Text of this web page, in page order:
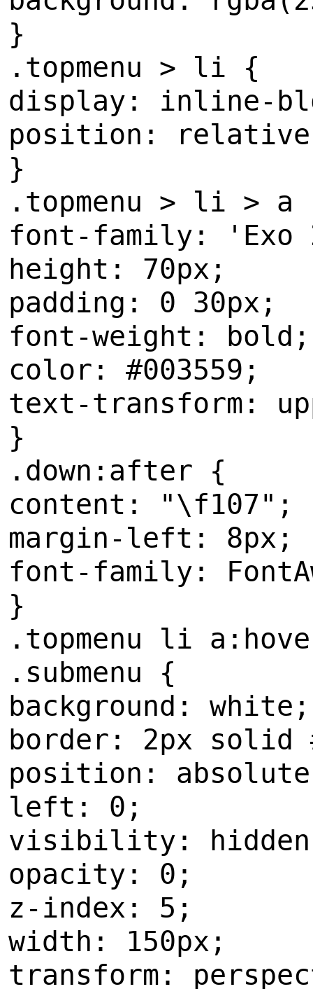
}
.topmenu > li {
display: inline-
position:
}
.topmenu > li > a
font-family:
height: 70px;
padding: 0 30px;
font-weight: bold;
color: #003559;
text-transform:
}
.down:after {
content: "\f107";
margin-left: 8px;
font-family:
}
.topmenu li
.submenu {
background: white;
border: 2px solid
position:
left: 0;
visibility:
opacity: 0;
z-index: 5;
width: 150px;
transform: